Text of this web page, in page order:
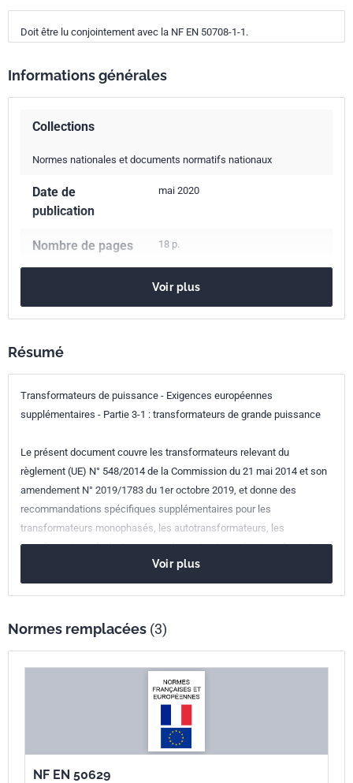
Doit être lu conjointement avec la NF EN 50708-1-1.
Informations générales
Collections
Normes nationales et documents normatifs nationaux
Date de
publication
mai 2020
Nombre de pages 18 p.
Codes ICS
29.180
classement
Parenté
européenne
EN 50708-3-1:2020
Voir plus
Résumé
Transformateurs de puissance - Exigences européennes
supplémentaires - Partie 3-1 : transformateurs de grande puissance
Le présent document couvre les transformateurs relevant du
règlement (UE) N° 548/2014 de la Commission du 21 mai 2014 et son
amendement N° 2019/1783 du 1er octobre 2019, et donne des
recommandations spécifiques supplémentaires pour les
transformateurs monophasés, les autotransformateurs, les
transformateurs à plusieurs enroulements et pour les transformateurs
ayant des systèmes de refroidissement OD ("Oil-Directed", à
circulation dirigée d'huile) et OF ("Oil-Forced", à circulation forcée
de rendement en énergie de ces catégories de transformateurs. Le
Voir plus
Normes remplacées (3)
NF EN 50629